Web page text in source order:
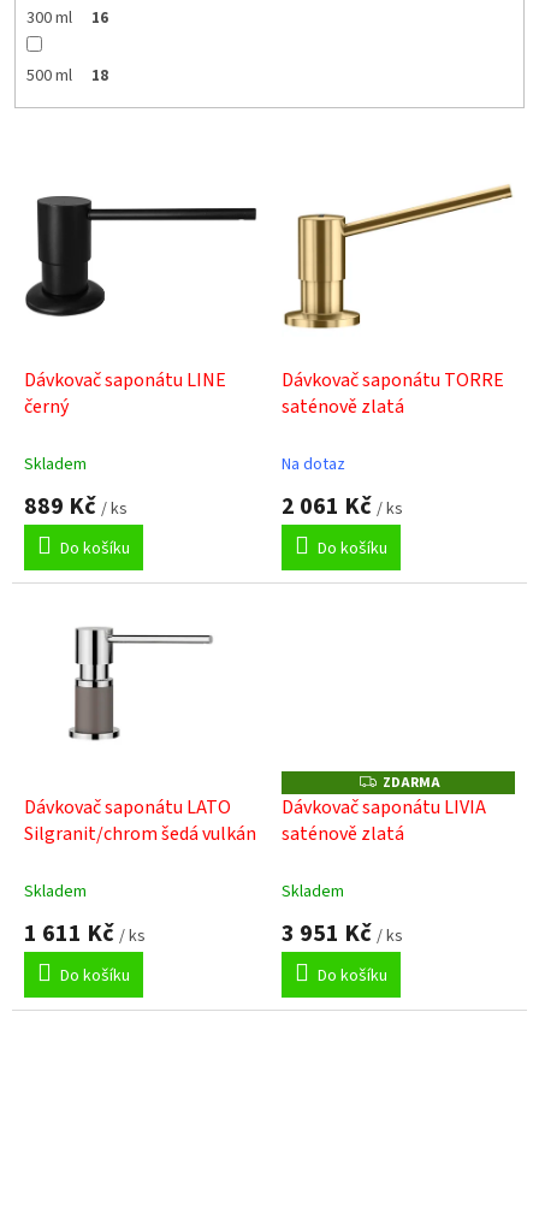
300 ml 16
500 ml 18
Dávkovač saponátu LINE
černý
Skladem
889 Kč / ks
Do košíku
Dávkovač saponátu TORRE
saténově zlatá
Na dotaz
2 061 Kč / ks
Do košíku
Dávkovač saponátu LATO
Silgranit/chrom šedá vulkán
Skladem
1 611 Kč / ks
Do košíku
Z
D
A
R
ZDARMA
Dávkovač saponátu LIVIA
saténově zlatá
Skladem
3 951 Kč / ks
Do košíku